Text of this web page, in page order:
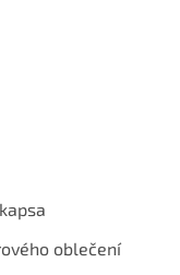
oblečení